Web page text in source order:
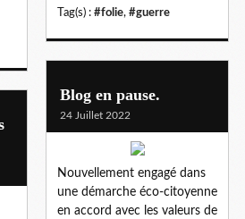
Tag(s) : #folie, #guerre
Blog en pause.
24 Juillet 2022
Nouvellement engagé dans
une démarche éco-citoyenne
en accord avec les valeurs de